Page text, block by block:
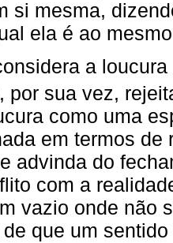
si mesma,
ela é ao
a
por sua vez,
como uma
em termos
advinda do
com a
vazio onde
que um